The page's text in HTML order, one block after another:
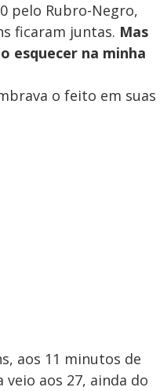
pelo Rubro-Negro,
ficaram juntas. Mas
esquecer na minha
o feito em suas
aos 11 minutos de
aos 27, ainda do